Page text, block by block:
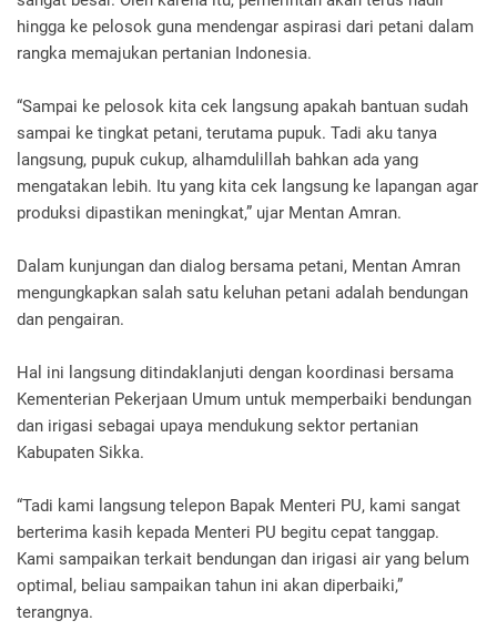
hingga ke pelosok guna mendengar aspirasi dari petani dalam
rangka memajukan pertanian Indonesia.
“Sampai ke pelosok kita cek langsung apakah bantuan sudah
sampai ke tingkat petani, terutama pupuk. Tadi aku tanya
langsung, pupuk cukup, alhamdulillah bahkan ada yang
mengatakan lebih. Itu yang kita cek langsung ke lapangan agar
produksi dipastikan meningkat,” ujar Mentan Amran.
Dalam kunjungan dan dialog bersama petani, Mentan Amran
mengungkapkan salah satu keluhan petani adalah bendungan
dan pengairan.
Hal ini langsung ditindaklanjuti dengan koordinasi bersama
Kementerian Pekerjaan Umum untuk memperbaiki bendungan
dan irigasi sebagai upaya mendukung sektor pertanian
Kabupaten Sikka.
“Tadi kami langsung telepon Bapak Menteri PU, kami sangat
berterima kasih kepada Menteri PU begitu cepat tanggap.
Kami sampaikan terkait bendungan dan irigasi air yang belum
optimal, beliau sampaikan tahun ini akan diperbaiki,”
terangnya.